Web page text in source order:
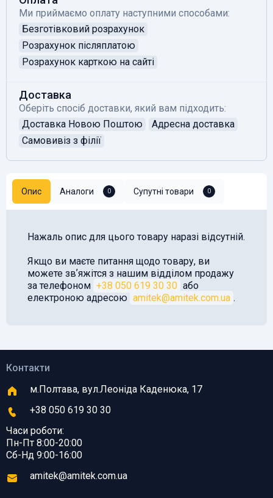
Ми приймаємо оплату наступними способами:
Безготівковий розрахунок
Розрахунок післяплатою
Розрахунок карткою на сайті
Доставка
Оберіть спосіб доставки, який вам підходить:
Доставка Новою Поштою
Адресна доставка
Самовивіз з філії
Опис Аналоги 0 Супутні товари 0
Нажаль опис для цього товару наразі відсутній.
Якщо ви маєте питання щодо товару, ви
можете звʼяжітся з нашим відділом продажу
за телефоном +38 050 619 30 30 або
електроною адресою amitek@amitek.com.ua .
Контакти
м.Полтава, вул.Леоніда Каденюка, 17
+38 050 619 30 30
Часи роботи:
Пн-Пт 8:00-20:00
Сб-Нд 9:00-16:00
amitek@amitek.com.ua